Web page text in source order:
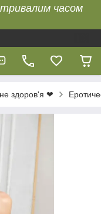
тривалим часом
здоров'я ❤